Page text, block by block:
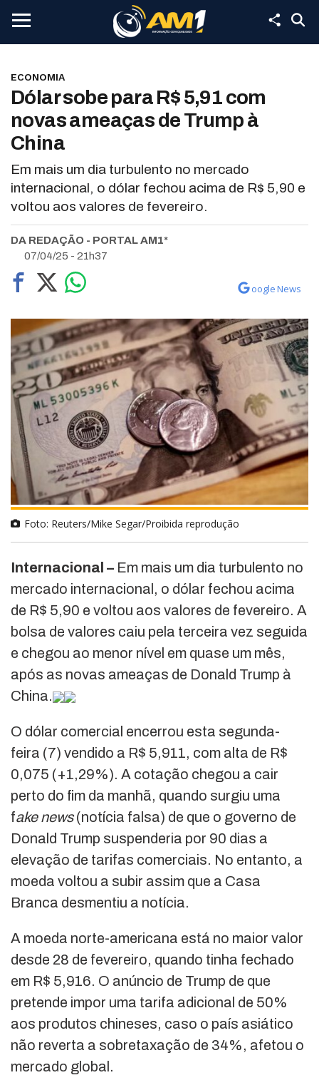
ECONOMIA
Dólar sobe para R$ 5,91 com
novas ameaças de Trump à
China
Em mais um dia turbulento no mercado
internacional, o dólar fechou acima de R$ 5,90 e
voltou aos valores de fevereiro.
DA REDAÇÃO - PORTAL AM1*
07/04/25 - 21h37
oogle News
Foto: Reuters/Mike Segar/Proibida reprodução
Internacional – Em mais um dia turbulento no
mercado internacional, o dólar fechou acima
de R$ 5,90 e voltou aos valores de fevereiro. A
bolsa de valores caiu pela terceira vez seguida
e chegou ao menor nível em quase um mês,
após as novas ameaças de Donald Trump à
China.
O dólar comercial encerrou esta segunda-
feira (7) vendido a R$ 5,911, com alta de R$
0,075 (+1,29%). A cotação chegou a cair
perto do fim da manhã, quando surgiu uma
fake news(notícia falsa) de que o governo de
Donald Trump suspenderia por 90 dias a
elevação de tarifas comerciais. No entanto, a
moeda voltou a subir assim que a Casa
Branca desmentiu a notícia.
A moeda norte-americana está no maior valor
desde 28 de fevereiro, quando tinha fechado
em R$ 5,916. O anúncio de Trump de que
pretende impor uma tarifa adicional de 50%
aos produtos chineses, caso o país asiático
não reverta a sobretaxação de 34%, afetou o
mercado global.